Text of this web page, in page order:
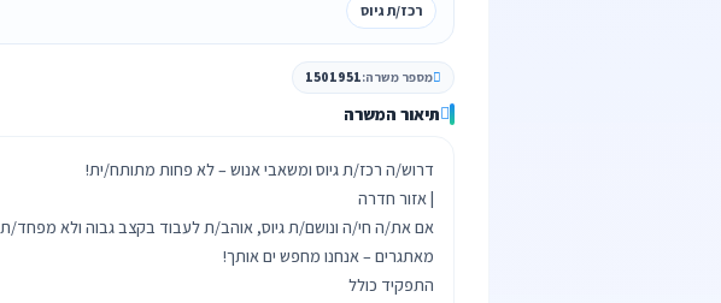
רכז/ת גיוס
מספר משרה:1501951
תיאור המשרה
אם את/ה חי/ה ונושם/ת גיוס, אוהב/ת לעבוד בקצב גבוה ולא מפחד/ת